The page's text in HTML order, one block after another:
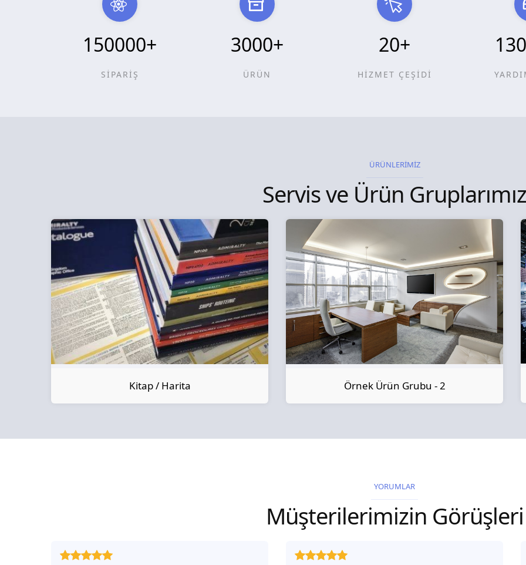
150000+
SİPARİŞ
3000+
ÜRÜN
20+
HİZMET ÇEŞİDİ
ÜRÜNLERİMİZ
Servis ve Ürün Gruplarımız
Kitap / Harita Örnek Ürün Grubu - 2
YORUMLAR
Müşterilerimizin Görüşleri